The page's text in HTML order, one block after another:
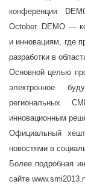
конференции
October. DEMO —
и инновациям, где
разработки в
Основной целью
электронное
региональных
инновационным
Официальный
новостями в
Более подробная
сайте